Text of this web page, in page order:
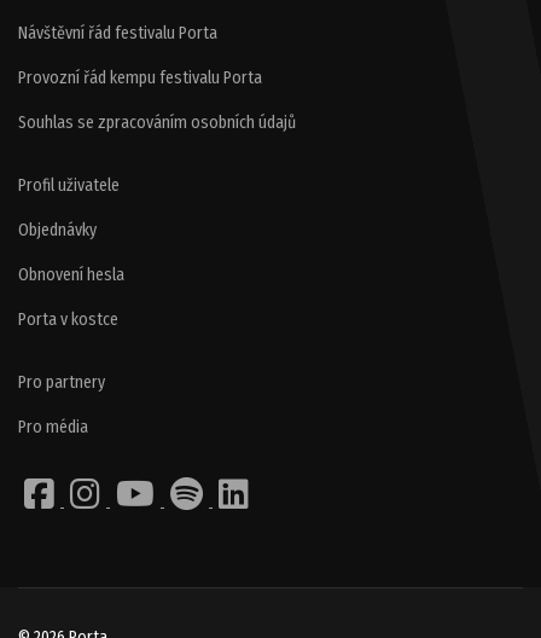
Návštěvní řád festivalu Porta
Provozní řád kempu festivalu Porta
Souhlas se zpracováním osobních údajů
Profil uživatele
Objednávky
Obnovení hesla
Porta v kostce
Pro partnery
Pro média